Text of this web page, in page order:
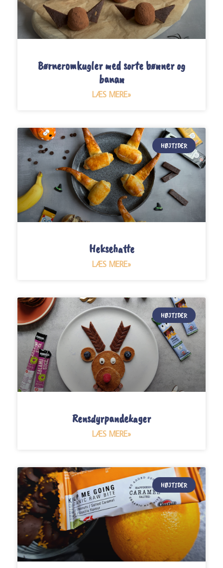
Børneromkugler med sorte bønner og
banan
LÆS MERE»
HØJTIDER
Heksehatte
LÆS MERE»
HØJTIDER
Rensdyrpandekager
LÆS MERE»
HØJTIDER